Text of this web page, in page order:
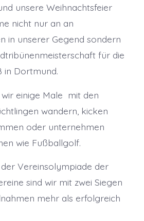
unsere Weihnachtsfeier
nicht nur an an
in unserer Gegend sondern
für die
in Dortmund.
einige Male mit den
wandern, kicken
oder unternehmen
wie Fußballgolf.
Vereinsolympiade der
sind wir mit zwei Siegen
mehr als erfolgreich